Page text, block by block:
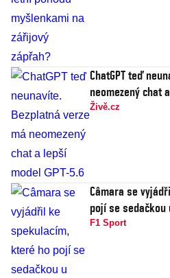
ChatGPT teď
neomezený chat
Živě.cz
Câmara se
pojí se sedačkou
F1 Sport